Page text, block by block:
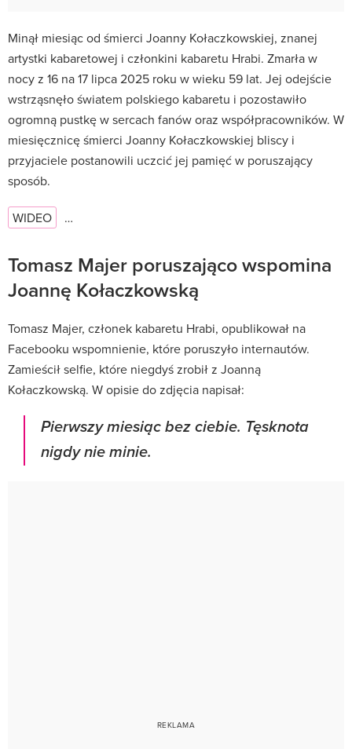
Minął miesiąc od śmierci Joanny Kołaczkowskiej, znanej
artystki kabaretowej i członkini kabaretu Hrabi. Zmarła w
nocy z 16 na 17 lipca 2025 roku w wieku 59 lat. Jej odejście
wstrząsnęło światem polskiego kabaretu i pozostawiło
ogromną pustkę w sercach fanów oraz współpracowników. W
miesięcznicę śmierci Joanny Kołaczkowskiej bliscy i
przyjaciele postanowili uczcić jej pamięć w poruszający
sposób.
WIDEO …
Tomasz Majer poruszająco wspomina
Joannę Kołaczkowską
Tomasz Majer, członek kabaretu Hrabi, opublikował na
Facebooku wspomnienie, które poruszyło internautów.
Zamieścił selfie, które niegdyś zrobił z Joanną
Kołaczkowską. W opisie do zdjęcia napisał:
Pierwszy miesiąc bez ciebie. Tęsknota
nigdy nie minie.